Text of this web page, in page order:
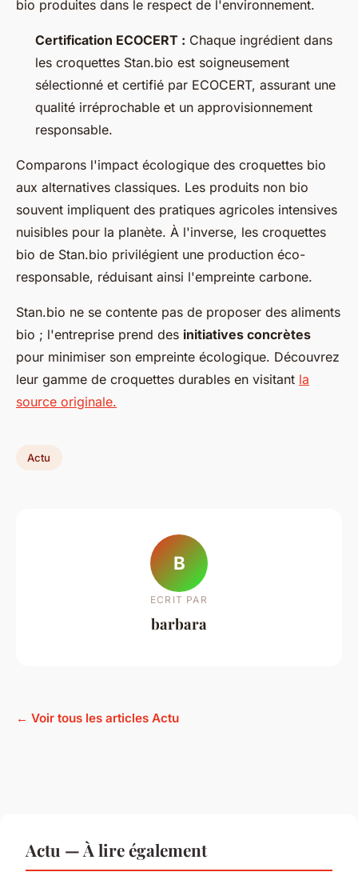
bio produites dans le respect de l'environnement.
Certification ECOCERT : Chaque ingrédient dans
les croquettes Stan.bio est soigneusement
sélectionné et certifié par ECOCERT, assurant une
qualité irréprochable et un approvisionnement
responsable.
Comparons l'impact écologique des croquettes bio
aux alternatives classiques. Les produits non bio
souvent impliquent des pratiques agricoles intensives
nuisibles pour la planète. À l'inverse, les croquettes
bio de Stan.bio privilégient une production éco-
responsable, réduisant ainsi l'empreinte carbone.
Stan.bio ne se contente pas de proposer des aliments
bio ; l'entreprise prend des initiatives concrètes
pour minimiser son empreinte écologique. Découvrez
leur gamme de croquettes durables en visitant la
source originale.
Actu
B
ECRIT PAR
barbara
← Voir tous les articles Actu
Actu — À lire également